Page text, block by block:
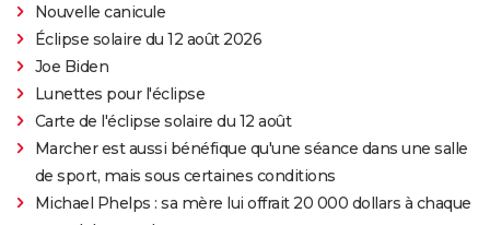
Nouvelle canicule
Éclipse solaire du 12 août 2026
Joe Biden
Lunettes pour l'éclipse
Carte de l'éclipse solaire du 12 août
Marcher est aussi bénéfique qu'une séance dans une salle
de sport, mais sous certaines conditions
Michael Phelps : sa mère lui offrait 20 000 dollars à chaque